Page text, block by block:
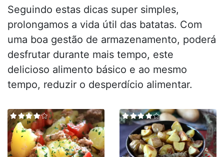
Seguindo estas dicas super simples,
prolongamos a vida útil das batatas. Com
uma boa gestão de armazenamento, poderá
desfrutar durante mais tempo, este
delicioso alimento básico e ao mesmo
tempo, reduzir o desperdício alimentar.